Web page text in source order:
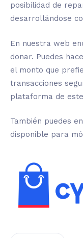
posibilidad de
desarrollándose
En nuestra web
donar. Puedes
el monto que
transacciones
plataforma de
También puedes
disponible para